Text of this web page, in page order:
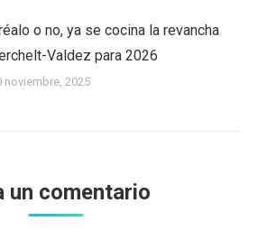
o no, ya se cocina la revancha
Valdez para 2026
noviembre, 2025
un comentario